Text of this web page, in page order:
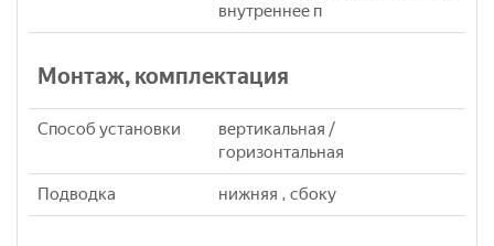
внутреннее п
Монтаж, комплектация
Способ установки
вертикальная /
горизонтальная
Подводка нижняя , сбоку